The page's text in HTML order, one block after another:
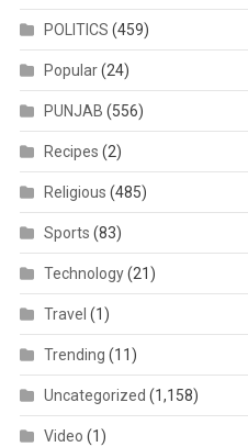
POLITICS (459)
Popular(24)
PUNJAB (556)
Recipes (2)
Religious (485)
Sports (83)
Technology(21)
Travel (1)
Trending (11)
Uncategorized (1,158)
Video (1)